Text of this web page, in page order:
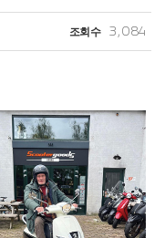
조회수 3,084